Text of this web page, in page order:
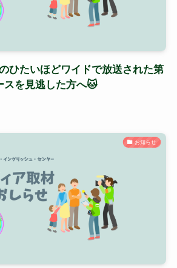
ひたいほどワイドで放送された第
スを見逃した方へ🐱
お知らせ